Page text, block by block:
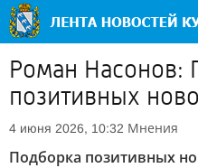
Роман Насонов:
позитивных
4 июня 2026, 10:32 Мнения
Подборка позитивных